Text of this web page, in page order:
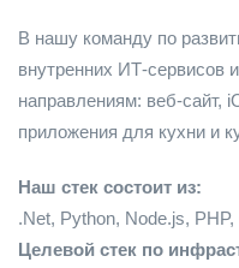
В нашу команду по
внутренних ИТ-сервисов
направлениям: веб-сайт,
приложения для кухни и
Наш стек состоит из:
.Net, Python, Node.js,
Целевой стек по